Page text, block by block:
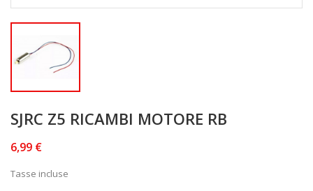
SJRC Z5 RICAMBI MOTORE RB
6,99 €
Tasse incluse